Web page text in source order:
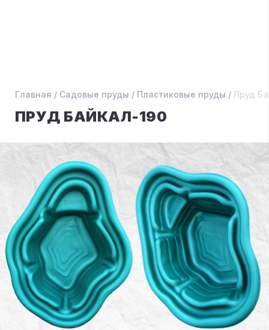
Главная / Садовые пруды / Пластиковые пруды / Пруд
ПРУД БАЙКАЛ-190